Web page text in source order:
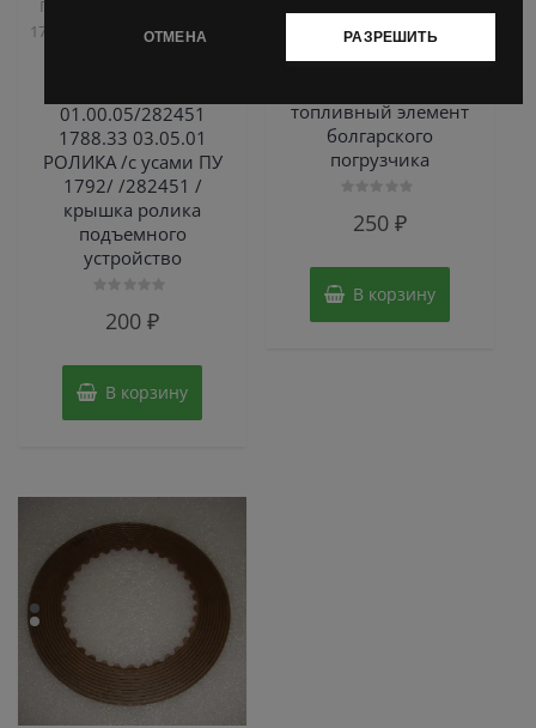
ОТМЕНА РАЗРЕШИТЬ
Погрузчик ДВ 1792, 1788,
1794, 1784, 1786,Погрузчик
01.00.05/282451
1788.33 03.05.01
РОЛИКА /с усами ПУ
1792/ /282451 /
крышка ролика
подъемного
устройство
200₽
В корзину
Фильтрующий
элемент топлива CAV
топливный элемент
болгарского
погрузчика
250 ₽
В корзину